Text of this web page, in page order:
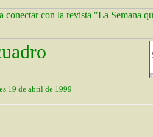
19 de abril de 1999